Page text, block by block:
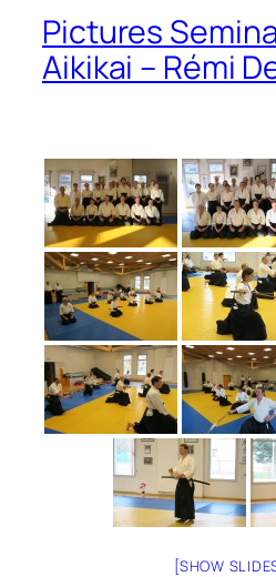
Pictures
Aikikai – Rémi
[SHOW